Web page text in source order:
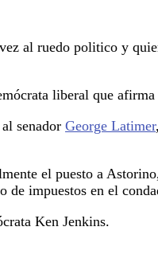
al ruedo politico y
liberal que
senador George Latimer
el puesto a
impuestos en el
Ken Jenkins.